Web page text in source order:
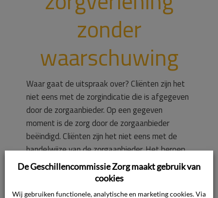
zonder
waarschuwing
Waar gaat de uitspraak over? Cliënten zijn het
niet eens met de zorgindicatie die is afgegeven
door de zorgaanbieder. Op een gegeven
moment is de zorg door de zorgaanbieder
beëindigd. Cliënten zijn het niet eens met de
handelwijze van de zorgaanbieder. Het beroep
op niet-ontvankelijkheid wordt door de
commissie afgewezen. De commissie is van
oordeel […]
De Geschillencommissie Zorg maakt gebruik van
cookies
Wij gebruiken functionele, analytische en marketing cookies. Via